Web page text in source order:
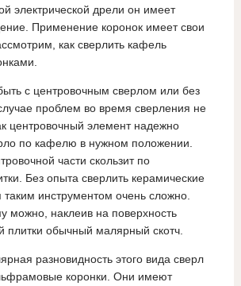
электрической дрели он имеет
Применение коронок имеет свои
как сверлить кафель
с центровочным сверлом или без
проблем во время сверления не
центровочный элемент надежно
по кафелю в нужном положении.
части скользит по
Без опыта сверлить керамические
таким инструментом очень сложно.
можно, наклеив на поверхность
плитки обычный малярный скотч.
разновидность этого вида сверл
коронки. Они имеют